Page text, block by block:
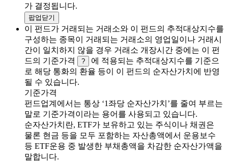
가 결정됩니다.
팝업닫기
이 펀드가 거래되는 거래소와 이 펀드의 추적대상지수를
구성하는 종목이 거래되는 거래소의 영업일이나 거래시
간이 일치하지 않을 경우 거래소 개장시간 중에는 이 펀
드의 기준가격
?
에 적용되는 추적대상지수를 기준으
로 해당 통화의 환율 등이 이 펀드의 순자산가치에 반영
될 수 있습니다.
기준가격
펀드업계에서는 통상 ‘1좌당 순자산가치’를 줄여 부르는
말로 기준가격이라는 용어를 사용되고 있습니다.
순자산가치란, ETF가 보유하고 있는 주식이나 채권은
물론 현금 등을 모두 포함하는 자산총액에서 운용보수
등 ETF운용 중 발생한 부채총액을 차감한 순자산가액을
말합니다.